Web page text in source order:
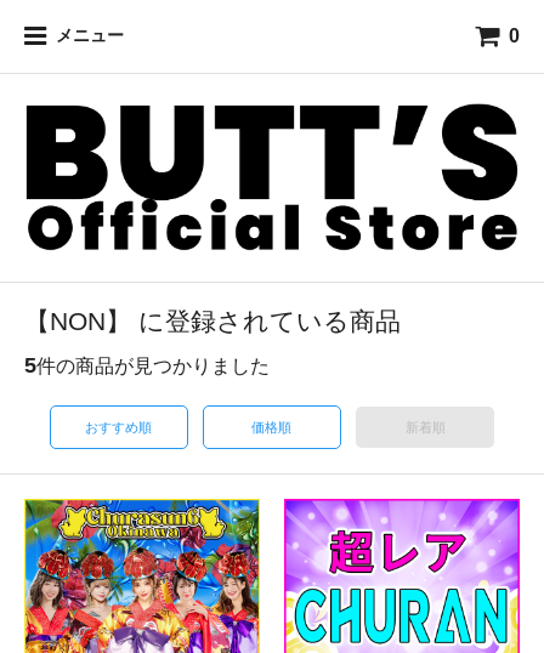
メニュー 0
【NON】 に登録されている商品
5件の商品が見つかりました
おすすめ順 価格順 新着順